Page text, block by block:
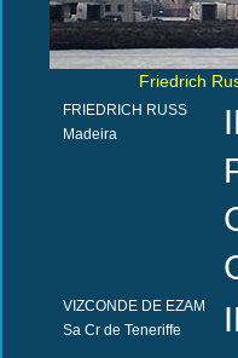
Friedrich
FRIEDRICH RUSS
Madeira
VIZCONDE DE EZAM
Sa Cr de Teneriffe